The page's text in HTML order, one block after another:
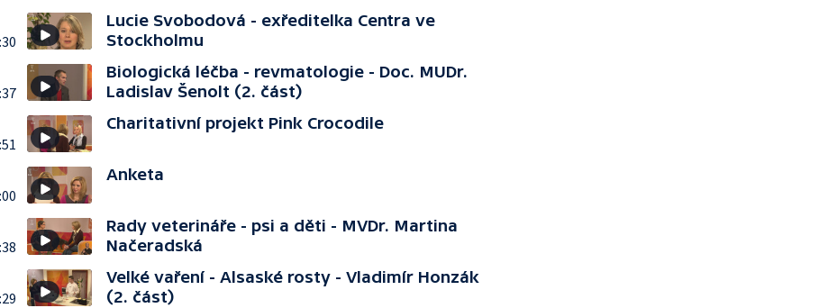
Lucie Svobodová - exředitelka Centra ve
Stockholmu
Biologická léčba - revmatologie - Doc. MUDr.
Ladislav Šenolt (2. část)
Charitativní projekt Pink Crocodile
Anketa
Rady veterináře - psi a děti - MVDr. Martina
Načeradská
Velké vaření - Alsaské rosty - Vladimír Honzák
(2. část)